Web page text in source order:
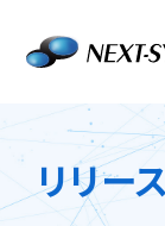
リリース